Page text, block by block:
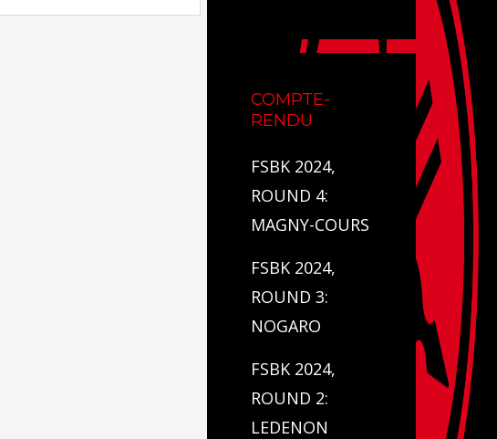
COMPTE-
RENDU
FSBK 2024,
ROUND 4:
MAGNY-COURS
FSBK 2024,
ROUND 3:
NOGARO
FSBK 2024,
ROUND 2:
LEDENON